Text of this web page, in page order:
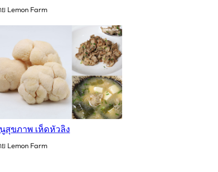
Lemon Farm
สุขภาพ เห็ดหัวลิง
Lemon Farm